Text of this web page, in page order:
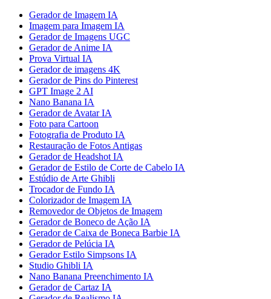
Gerador de Imagem IA
Imagem para Imagem IA
Gerador de Imagens UGC
Gerador de Anime IA
Prova Virtual IA
Gerador de imagens 4K
Gerador de Pins do Pinterest
GPT Image 2 AI
Nano Banana IA
Gerador de Avatar IA
Foto para Cartoon
Fotografia de Produto IA
Restauração de Fotos Antigas
Gerador de Headshot IA
Gerador de Estilo de Corte de Cabelo IA
Estúdio de Arte Ghibli
Trocador de Fundo IA
Colorizador de Imagem IA
Removedor de Objetos de Imagem
Gerador de Boneco de Ação IA
Gerador de Caixa de Boneca Barbie IA
Gerador de Pelúcia IA
Gerador Estilo Simpsons IA
Studio Ghibli IA
Nano Banana Preenchimento IA
Gerador de Cartaz IA